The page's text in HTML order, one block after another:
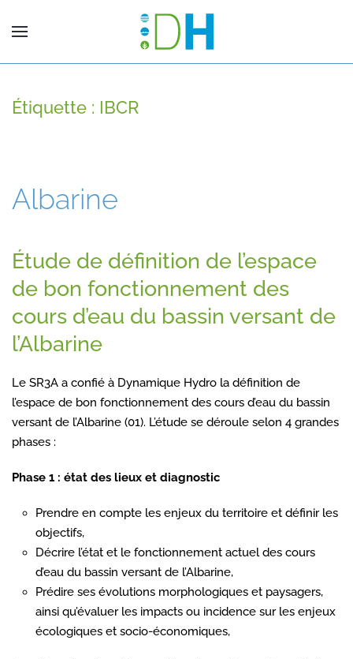
Étiquette : IBCR
Albarine
Étude de définition de l’espace
de bon fonctionnement des
cours d’eau du bassin versant de
l’Albarine
Le SR3A a confié à Dynamique Hydro la définition de
l’espace de bon fonctionnement des cours d’eau du bassin
versant de l’Albarine (01). L’étude se déroule selon 4 grandes
phases :
Phase 1 : état des lieux et diagnostic
Prendre en compte les enjeux du territoire et définir les
objectifs,
Décrire l’état et le fonctionnement actuel des cours
d’eau du bassin versant de l’Albarine,
Prédire ses évolutions morphologiques et paysagers,
ainsi qu’évaluer les impacts ou incidence sur les enjeux
écologiques et socio-économiques,